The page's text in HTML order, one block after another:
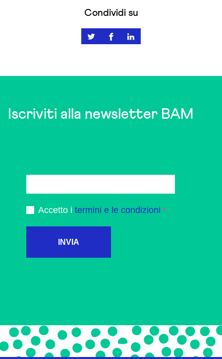
Condividi su
Iscriviti alla newsletter BAM
Accetto i termini e le condizioni
INVIA